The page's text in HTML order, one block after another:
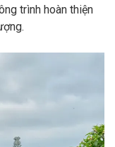
trình hoàn thiện